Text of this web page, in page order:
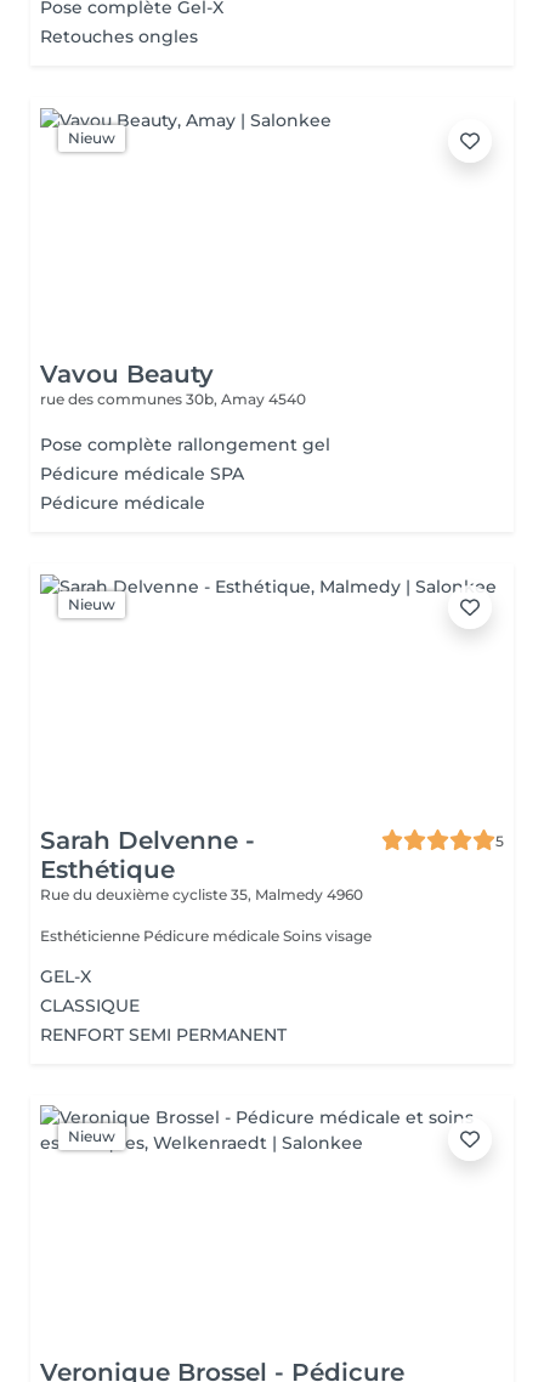
Pose complète Gel-X
Retouches ongles
Nieuw
Vavou Beauty
rue des communes 30b, Amay 4540
Pose complète rallongement gel
Pédicure médicale SPA
Pédicure médicale
Nieuw
Sarah Delvenne -
Esthétique
5
Rue du deuxième cycliste 35, Malmedy 4960
Esthéticienne Pédicure médicale Soins visage
GEL-X
CLASSIQUE
RENFORT SEMI PERMANENT
Nieuw
Veronique Brossel - Pédicure